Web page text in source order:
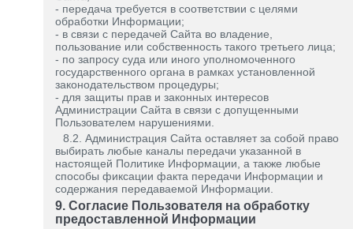
- передача требуется в соответствии с целями
обработки Информации;
- в связи с передачей Сайта во владение,
пользование или собственность такого третьего лица;
- по запросу суда или иного уполномоченного
государственного органа в рамках установленной
законодательством процедуры;
- для защиты прав и законных интересов
Администрации Сайта в связи с допущенными
Пользователем нарушениями.
8.2. Администрация Сайта оставляет за собой право
выбирать любые каналы передачи указанной в
настоящей Политике Информации, а также любые
способы фиксации факта передачи Информации и
содержания передаваемой Информации.
9. Согласие Пользователя на обработку
предоставленной Информации